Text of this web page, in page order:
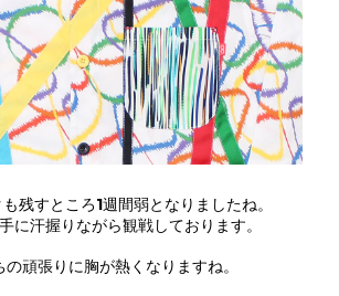
残すところ1週間弱となりましたね。
に汗握りながら観戦しております。
の頑張りに胸が熱くなりますね。